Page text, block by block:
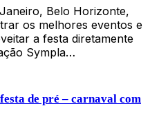
Belo Horizonte,
os melhores eventos e
a festa diretamente
Sympla…
de pré – carnaval com